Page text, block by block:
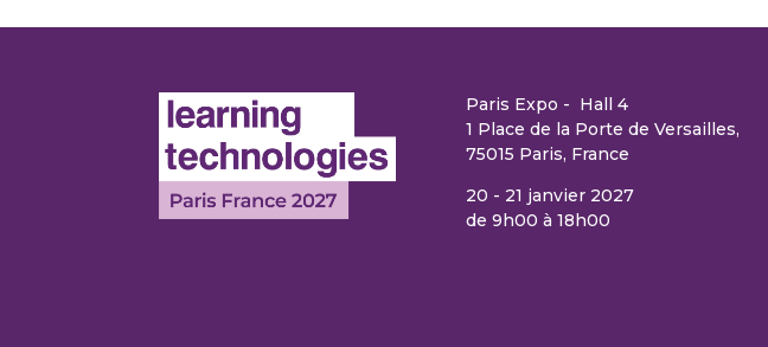
Paris Expo - Hall 4
1 Place de la Porte de Versailles,
75015 Paris, France
20 - 21 janvier 2027
de 9h00 à 18h00